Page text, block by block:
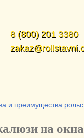
8 (800) 201 3380
и преимущества
на